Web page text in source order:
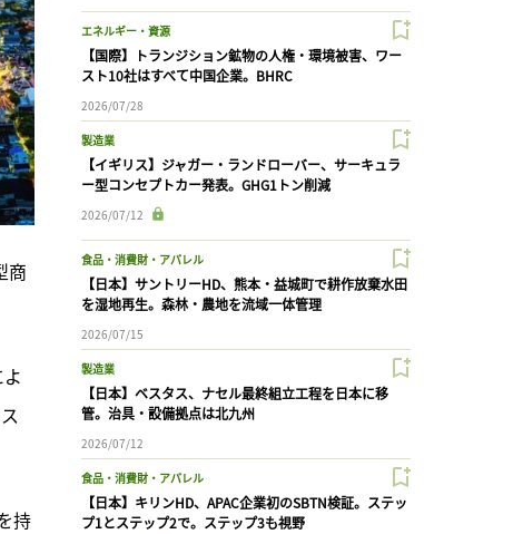
商
持
エネルギー・資源
【国際】トランジション鉱物の人権・環境被害、ワー
スト10社はすべて中国企業。BHRC
2026/07/28
製造業
【イギリス】ジャガー・ランドローバー、サーキュラ
ー型コンセプトカー発表。GHG1トン削減
2026/07/12
食品・消費財・アパレル
【日本】サントリーHD、熊本・益城町で耕作放棄水田
を湿地再生。森林・農地を流域一体管理
2026/07/15
製造業
【日本】ベスタス、ナセル最終組立工程を日本に移
管。治具・設備拠点は北九州
2026/07/12
食品・消費財・アパレル
【日本】キリンHD、APAC企業初のSBTN検証。ステッ
プ1とステップ2で。ステップ3も視野